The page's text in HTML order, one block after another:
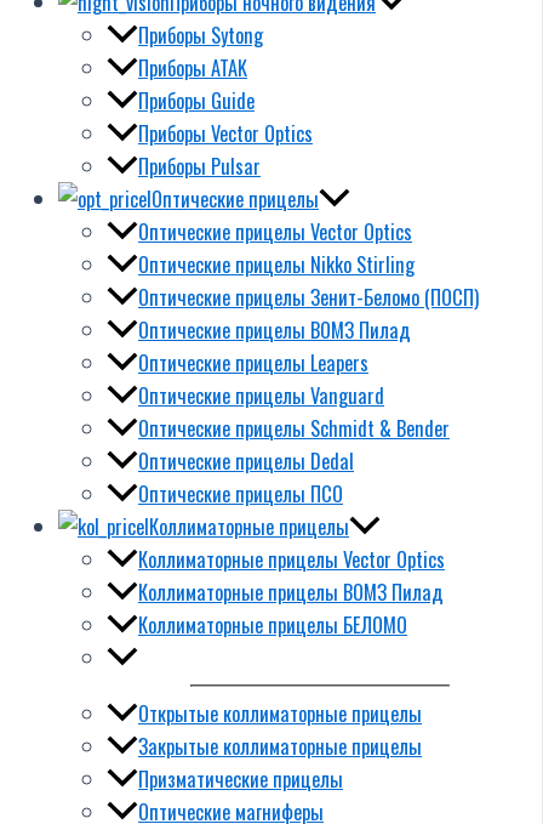
Приборы Sytong
Приборы ATAK
Приборы Guide
Приборы Vector Optics
Приборы Pulsar
Оптические прицелы
Оптические прицелы Vector Optics
Оптические прицелы Nikko Stirling
Оптические прицелы Зенит-Беломо (ПОСП)
Оптические прицелы ВОМЗ Пилад
Оптические прицелы Leapers
Оптические прицелы Vanguard
Оптические прицелы Schmidt & Bender
Оптические прицелы Dedal
Оптические прицелы ПСО
Коллиматорные прицелы
Коллиматорные прицелы Vector Optics
Коллиматорные прицелы ВОМЗ Пилад
Коллиматорные прицелы БЕЛОМО
Открытые коллиматорные прицелы
Закрытые коллиматорные прицелы
Призматические прицелы
Оптические магниферы